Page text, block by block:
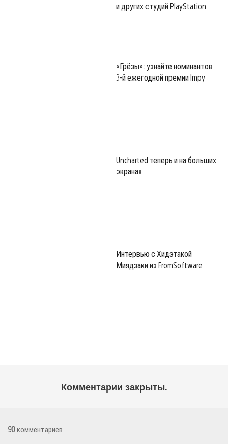
и других студий PlayStation
«Грёзы»: узнайте номинантов
3-й ежегодной премии Impy
Uncharted теперь и на больших
экранах
Интервью с Хидэтакой
Миядзаки из FromSoftware
Комментарии закрыты.
90комментариев